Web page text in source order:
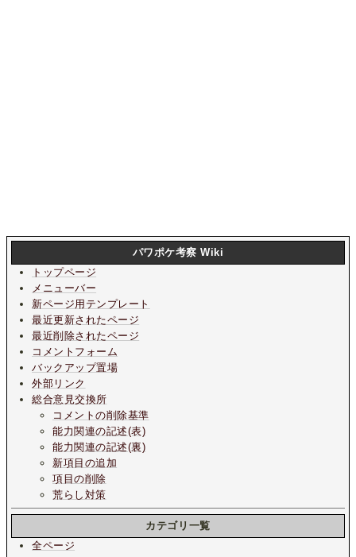
パワポケ考察 Wiki
トップページ
メニューバー
新ページ用テンプレート
最近更新されたページ
最近削除されたページ
コメントフォーム
バックアップ置場
外部リンク
総合意見交換所
コメントの削除基準
能力関連の記述(表)
能力関連の記述(裏)
新項目の追加
項目の削除
荒らし対策
カテゴリ一覧
全ページ